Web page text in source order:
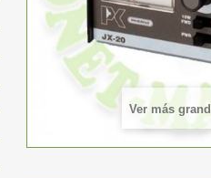
Ver más